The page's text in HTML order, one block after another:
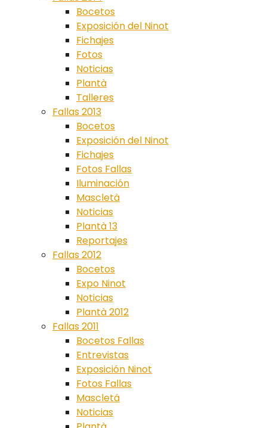
Bocetos
Exposición del Ninot
Fichajes
Fotos
Noticias
Plantà
Talleres
Fallas 2013
Bocetos
Exposición del Ninot
Fichajes
Fotos Fallas
Iluminación
Mascletà
Noticias
Plantà 13
Reportajes
Fallas 2012
Bocetos
Expo Ninot
Noticias
Plantà 2012
Fallas 2011
Bocetos Fallas
Entrevistas
Exposición Ninot
Fotos Fallas
Mascletá
Noticias